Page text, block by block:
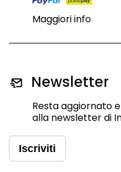
Maggiori info
Newsletter
Resta aggiornato
alla newsletter di
Iscriviti